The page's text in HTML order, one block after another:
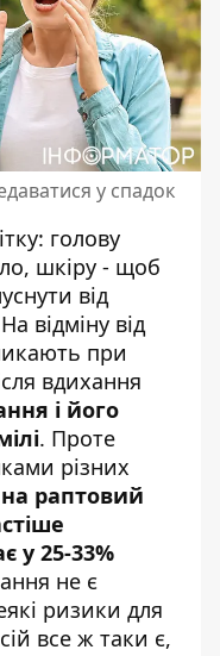
у спадок
голову
шкіру - щоб
від
відміну від
при
вдихання
і його
. Проте
різних
на раптовий
у 25-33%
не є
ризики для
все ж таки є,